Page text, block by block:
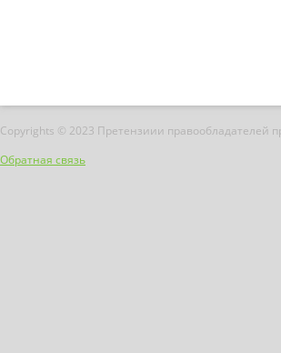
Copyrights © 2023 Претензиии правообладателей
Обратная связь